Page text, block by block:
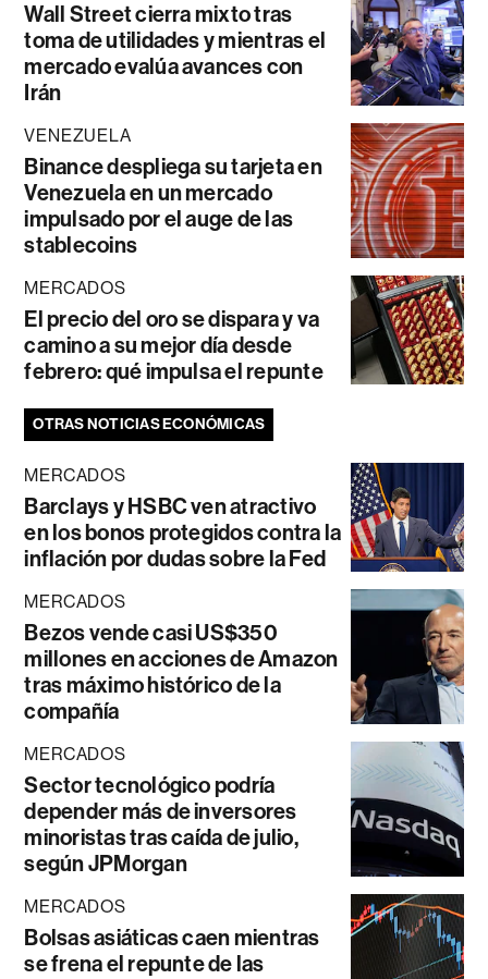
Wall Street cierra mixto tras
toma de utilidades y mientras el
mercado evalúa avances con
Irán
VENEZUELA
Binance despliega su tarjeta en
Venezuela en un mercado
impulsado por el auge de las
stablecoins
MERCADOS
El precio del oro se dispara y va
camino a su mejor día desde
febrero: qué impulsa el repunte
OTRAS NOTICIAS ECONÓMICAS
MERCADOS
Barclays y HSBC ven atractivo
en los bonos protegidos contra la
inflación por dudas sobre la Fed
MERCADOS
Bezos vende casi US$350
millones en acciones de Amazon
tras máximo histórico de la
compañía
MERCADOS
Sector tecnológico podría
depender más de inversores
minoristas tras caída de julio,
según JPMorgan
MERCADOS
Bolsas asiáticas caen mientras
se frena el repunte de las